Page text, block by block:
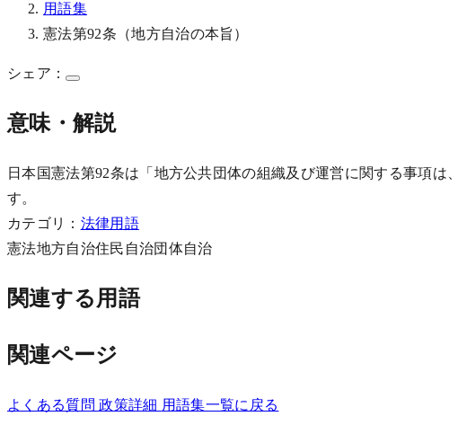
用語集
憲法第92条（地方自治の本旨）
シェア：
意味・解説
日本国憲法第92条は「地方公共団体の組織及び運営に関する事項
す。
カテゴリ： 法律用語
憲法地方自治住民自治団体自治
関連する用語
関連ページ
よくある質問政策詳細 用語集一覧に戻る